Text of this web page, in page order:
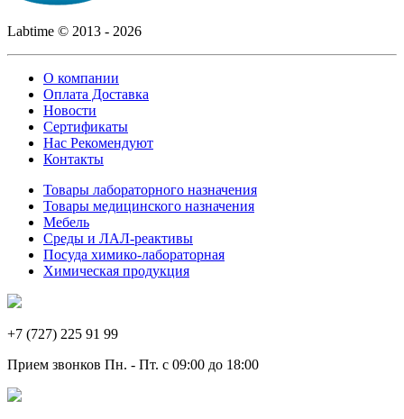
Labtime © 2013 - 2026
О компании
Оплата Доставка
Новости
Сертификаты
Нас Рекомендуют
Контакты
Товары лабораторного назначения
Товары медицинского назначения
Мебель
Среды и ЛАЛ-реактивы
Посуда химико-лабораторная
Химическая продукция
+7 (727) 225 91 99
Прием звонков Пн. - Пт. с 09:00 до 18:00